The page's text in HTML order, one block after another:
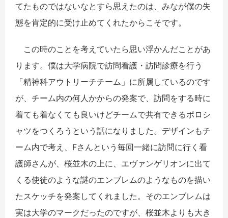
てたものではないなとすら思えたのは、みなが僕の失
態を肯定的に受け止めてくれたからこそです。
この時のことを考えていたら思い浮かんだことがあ
ります。僕は大学病院で訪問看護・訪問診療を行う
「精神科アウトリーチチーム」に所属しているのです
が、チーム内の何人かからの発案で、訪問をする時に
着ても着なくても良いけどチームで共有できるポロシ
ャツをつくろうという話になりました。デザインもチ
ーム内で考え、Fさんという毎回一緒に訪問に行く看
護師さんが、桜並木の上に、エヴァンゲリオンに出て
くる使徒のような謎のエンブレムのようなものを描い
たスケッチを発案してくれました。そのエンブレムは
実は大学のマークだったのですが、桜並木よりも大き